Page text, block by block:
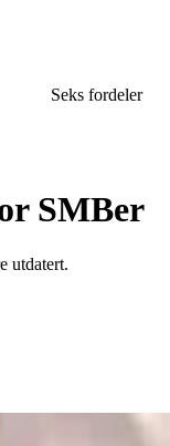
Seks fordeler
SMBer
utdatert.